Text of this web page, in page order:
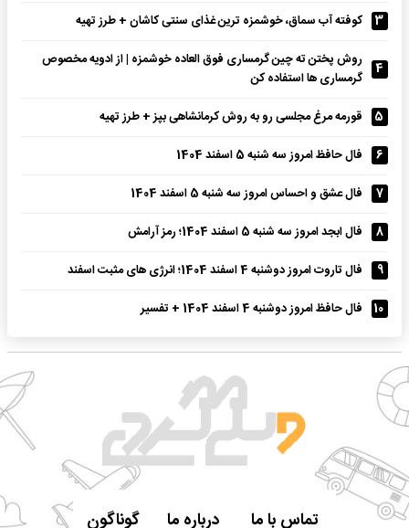
3
کوفته آب سماق، خوشمزه ترین غذای سنتی کاشان + طرز تهیه
4
روش پختن ته چین گرمساری فوق العاده خوشمزه | از ادویه مخصوص
گرمساری ها استفاده کن
5
قورمه مرغ مجلسی رو به روش کرمانشاهی بپز + طرز تهیه
6
فال حافظ امروز سه شنبه 5 اسفند 1404
7
فال عشق و احساس امروز سه شنبه 5 اسفند 1404
8
فال ابجد امروز سه شنبه 5 اسفند 1404؛ رمز آرامش
9
فال تاروت امروز دوشنبه 4 اسفند 1404؛ انرژی های مثبت اسفند
10
فال حافظ امروز دوشنبه 4 اسفند 1404 + تفسیر
تماس با ما درباره ما گوناگون